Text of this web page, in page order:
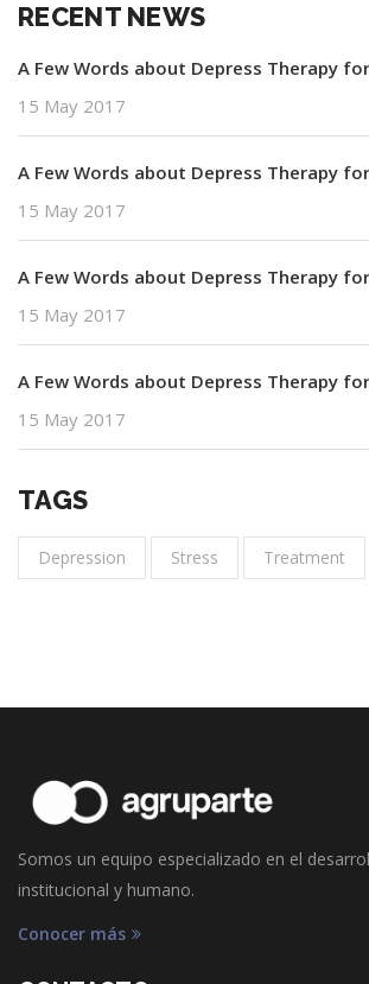
RECENT NEWS
A Few Words about Depress Therapy
15 May 2017
A Few Words about Depress Therapy
15 May 2017
A Few Words about Depress Therapy
15 May 2017
A Few Words about Depress Therapy
15 May 2017
TAGS
Depression Stress Treatment
Somos un equipo especializado en el
institucional y humano.
Conocer más